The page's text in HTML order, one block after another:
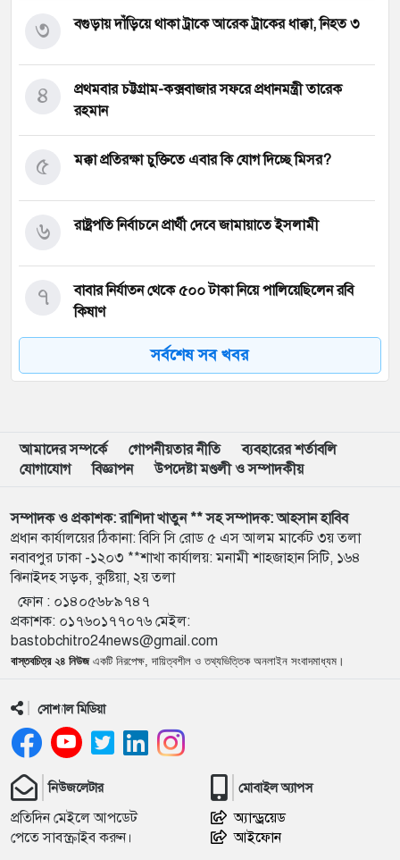
বগুড়ায় দাঁড়িয়ে থাকা ট্রাকে আরেক ট্রাকের ধাক্কা, নিহত ৩
৩
প্রথমবার চট্টগ্রাম-কক্সবাজার সফরে প্রধানমন্ত্রী তারেক
রহমান
৪
মক্কা প্রতিরক্ষা চুক্তিতে এবার কি যোগ দিচ্ছে মিসর?
৫
রাষ্ট্রপতি নির্বাচনে প্রার্থী দেবে জামায়াতে ইসলামী
৬
বাবার নির্যাতন থেকে ৫০০ টাকা নিয়ে পালিয়েছিলেন রবি
কিষাণ
৭
গণঅভ্যুত্থানের সঙ্গে প্রথম বেইমানি জামায়াত আমিরের:
রাশেদ খান
৮
৯
জেনারেল ড্যান কেইন
সারা দেশে বোমা হামলার আশঙ্কা, পুলিশকে সর্বোচ্চ সতর্ক
থাকার নির্দেশ
১১
কিসের হাসিনা, শুধু আওয়াজ শোনা যায়’: স্বরাষ্ট্রমন্ত্রী
১২
১ লাখ ১৯ হাজার শিক্ষক পাচ্ছেন অবসর ও কল্যাণ ট্রাস্টের
টাকা
১৩
১১ দফা দাবিতে সচিবালয় অভিমুখে পদযাত্রা, পুলিশের বাধা
১৪
রাজশাহীর সব মা পাবেন ফ্যামিলি কার্ড: ভূমিমন্ত্রী মিনু
১৫
সর্বশেষ সব খবর
আমাদের সম্পর্কে গোপনীয়তার নীতি
ব্যবহারের শর্তাবলি
যোগাযোগ
বিজ্ঞাপন উপদেষ্টা মণ্ডলী ও সম্পাদকীয়
সম্পাদক ও প্রকাশক: রাশিদা খাতুন ** সহ সম্পাদক: আহসান হাবিব
প্রধান কার্যালয়ের ঠিকানা: বিসি সি রোড ৫ এস আলম মার্কেট ৩য় তলা
নবাবপুর ঢাকা -১২০৩ **শাখা কার্যালয়: মনামী শাহজাহান সিটি, ১৬৪
ঝিনাইদহ সড়ক, কুষ্টিয়া, ২য় তলা
ফোন : ০১৪০৫৬৮৯৭৪৭
প্রকাশক: ০১৭৬০১৭৭০৭৬ মেইল:
bastobchitro24news@gmail.com
বাস্তবচিত্র ২৪ নিউজএকটি নিরপেক্ষ, দায়িত্বশীল ও তথ্যভিত্তিক অনলাইন সংবাদমাধ্যম।
সোশ্যাল মিডিয়া
নিউজলেটার
প্রতিদিন মেইলে আপডেট
পেতে সাবস্ক্রাইব করুন।
মোবাইল অ্যাপস
অ্যান্ড্রয়েড
আইফোন